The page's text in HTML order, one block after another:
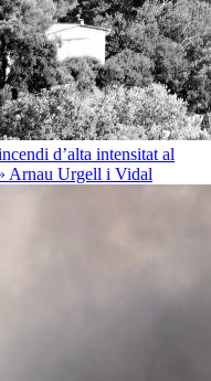
d’alta intensitat al
Arnau Urgell i Vidal